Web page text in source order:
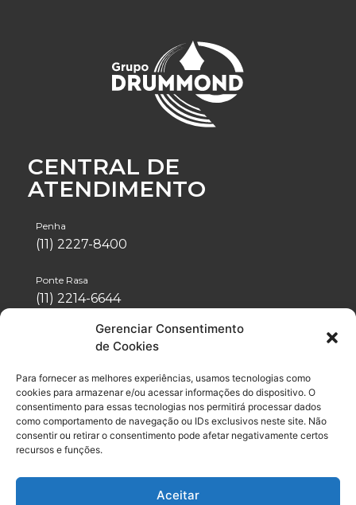
Gerenciar Consentimento
de Cookies
Para fornecer as melhores experiências, usamos tecnologias como
cookies para armazenar e/ou acessar informações do dispositivo. O
consentimento para essas tecnologias nos permitirá processar dados
como comportamento de navegação ou IDs exclusivos neste site. Não
consentir ou retirar o consentimento pode afetar negativamente certos
recursos e funções.
Aceitar
CENTRAL DE
ATENDIMENTO
Penha
(11) 2227-8400
Ponte Rasa
(11) 2214-6644
(11) 2942-1488
Vila Formosa
(11) 2076-4600
Neo Química Arena
(11) 2056-6100